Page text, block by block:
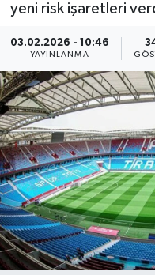
yeni risk işaretleri
03.02.2026 - 10:46
YAYINLANMA
KÜLTÜR - SANAT
MAGAZİN
ÖZEL HABER
SAĞLIK
SPOR
TEKNOLOJİ
TİCARET